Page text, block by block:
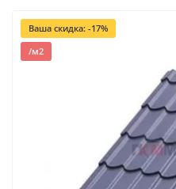
Ваша скидка: -17%
/м2